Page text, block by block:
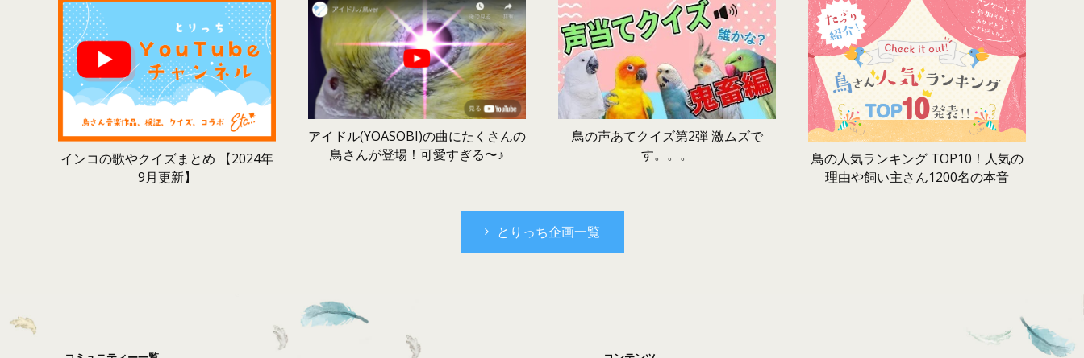
インコの歌やクイズまとめ 【2024年
9月更新】
アイドル(YOASOBI)の曲にたくさんの
鳥さんが登場！可愛すぎる〜♪
鳥の声あてクイズ第2弾 激ムズで
す。。。
鳥の人気ランキング TOP10！人気の
理由や飼い主さん1200名の本音
とりっち企画一覧